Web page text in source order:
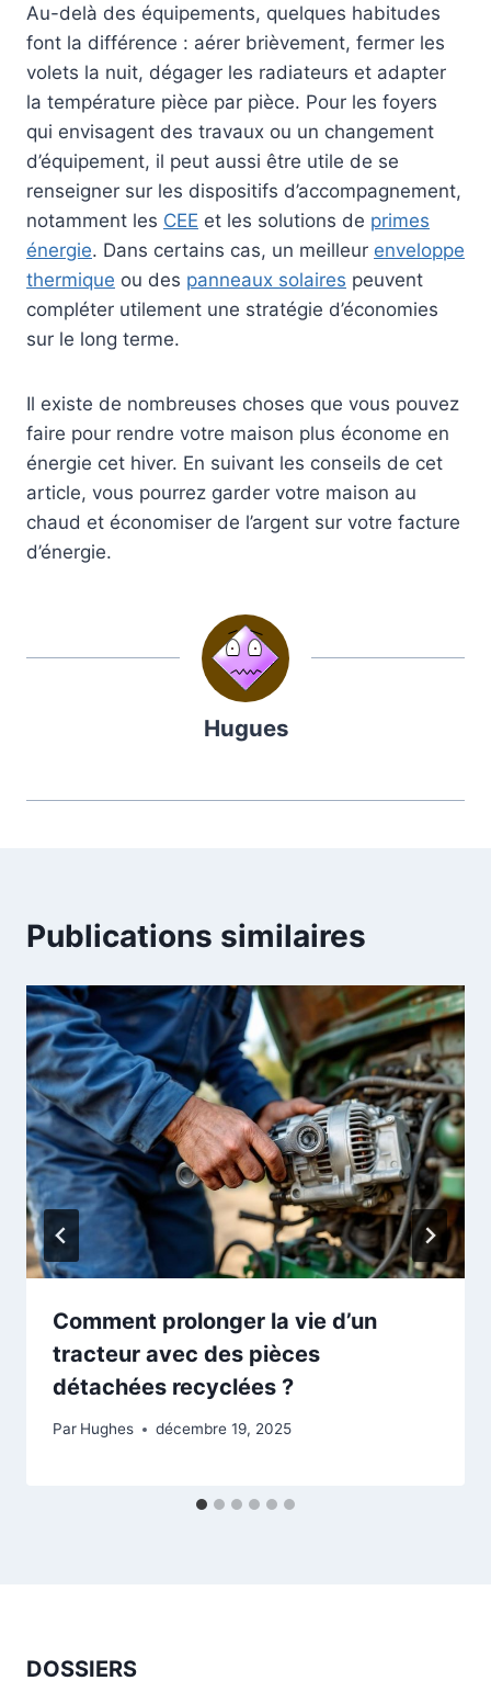
Au-delà des équipements, quelques habitudes
font la différence : aérer brièvement, fermer les
volets la nuit, dégager les radiateurs et adapter
la température pièce par pièce. Pour les foyers
qui envisagent des travaux ou un changement
d’équipement, il peut aussi être utile de se
renseigner sur les dispositifs d’accompagnement,
notamment les CEE et les solutions de primes
énergie. Dans certains cas, un meilleur enveloppe
thermique ou des panneaux solaires peuvent
compléter utilement une stratégie d’économies
sur le long terme.
Il existe de nombreuses choses que vous pouvez
faire pour rendre votre maison plus économe en
énergie cet hiver. En suivant les conseils de cet
article, vous pourrez garder votre maison au
chaud et économiser de l’argent sur votre facture
d’énergie.
Hugues
Publications similaires
Comment prolonger la vie d’un
tracteur avec des pièces
détachées recyclées ?
Par Hughes décembre 19, 2025
DOSSIERS